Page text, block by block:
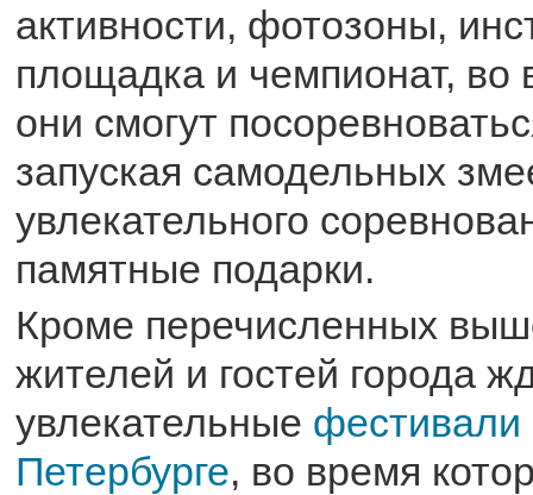
активности, фотозоны,
площадка и чемпионат, во
они смогут
запуская самодельных
увлекательного
памятные подарки.
Кроме перечисленных
жителей и гостей города
увлекательные фестивали
Петербурге, во время